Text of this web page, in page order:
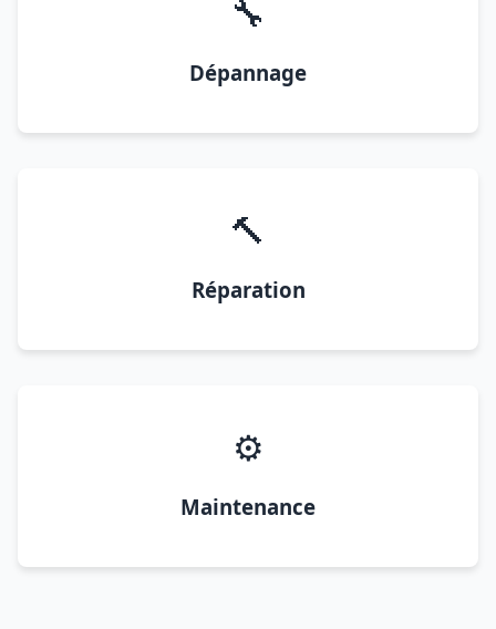
🔧
Dépannage
🔨
Réparation
⚙️
Maintenance